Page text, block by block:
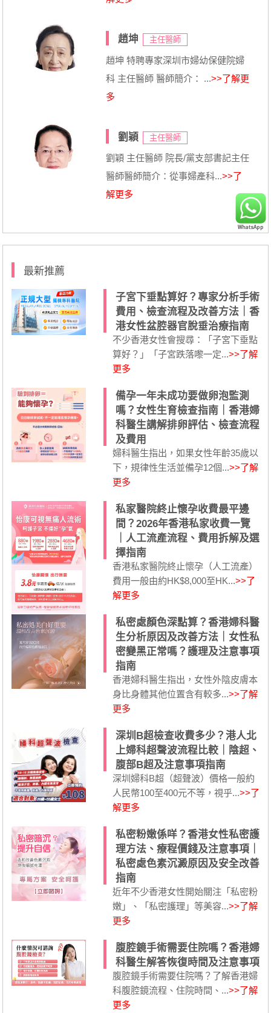
趙坤 主任醫師
趙坤 特聘專家深圳市婦幼保健院婦
科 主任醫師 醫師簡介： ...>>了解更
多
劉穎 主任醫師
劉穎 主任醫師 院長/黨支部書記主任
醫師醫師簡介：從事婦產科...>>了
解更多
最新推薦
子宮下垂點算好？專家分析手術
費用、檢查流程及改善方法｜香
港女性盆腔器官脫垂治療指南
不少香港女性會搜尋：「子宮下垂點
算好？」「子宮跌落嚟一定...>>了解
更多
備孕一年未成功要做卵泡監測
嗎？女性生育檢查指南｜香港婦
科醫生講解排卵評估、檢查流程
及費用
婦科醫生指出，如果女性年齡35歲以
下，規律性生活並備孕12個...>>了解
更多
私家醫院終止懷孕收費最平邊
間？2026年香港私家收費一覽
｜人工流產流程、費用拆解及選
擇指南
香港私家醫院終止懷孕（人工流產）
費用一般由約HK$8,000至HK...>>了
解更多
私密處顏色深點算？香港婦科醫
生分析原因及改善方法｜女性私
密變黑正常嗎？護理及注意事項
指南
香港婦科醫生指出，女性外陰皮膚本
身比身體其他位置含有較多...>>了解
更多
深圳B超檢查收費多少？港人北
上婦科超聲波流程比較｜陰超、
腹部B超及注意事項指南
深圳婦科B超（超聲波）價格一般約
人民幣100至400元不等，視乎...>>了
解更多
私密粉嫩係咩？香港女性私密護
理方法、療程價錢及注意事項｜
私密處色素沉澱原因及安全改善
指南
近年不少香港女性開始關注「私密粉
嫩」、「私密護理」等美容...>>了解
更多
腹腔鏡手術需要住院嗎？香港婦
科醫生解答恢復時間及注意事項
腹腔鏡手術需要住院嗎？了解香港婦
科腹腔鏡流程、住院時間、...>>了解
更多